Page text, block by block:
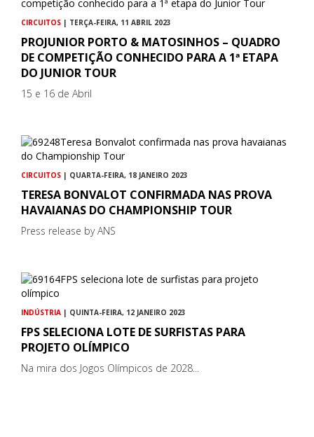
CIRCUITOS | TERÇA-FEIRA, 11 ABRIL 2023
PROJUNIOR PORTO & MATOSINHOS – QUADRO
DE COMPETIÇÃO CONHECIDO PARA A 1ª ETAPA
DO JUNIOR TOUR
15 e 16 de Abril
CIRCUITOS | QUARTA-FEIRA, 18 JANEIRO 2023
TERESA BONVALOT CONFIRMADA NAS PROVA
HAVAIANAS DO CHAMPIONSHIP TOUR
Press release by ANS
INDÚSTRIA | QUINTA-FEIRA, 12 JANEIRO 2023
FPS SELECIONA LOTE DE SURFISTAS PARA
PROJETO OLÍMPICO
Na mira dos Jogos Olímpicos de 2028...